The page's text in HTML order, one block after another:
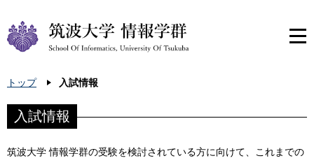
トップ 入試情報
入試情報
筑波大学 情報学群の受験を検討されている方に向けて、これまでの